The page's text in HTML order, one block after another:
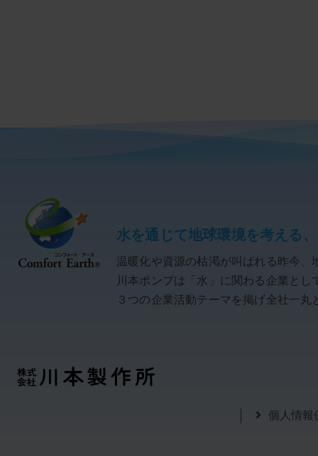
水を通じて地球環境を考える
温暖化や資源の枯渇が叫ばれる昨今
川本ポンプは「水」に関わる企業と
３つの企業活動テーマを掲げ全社一
個人情報